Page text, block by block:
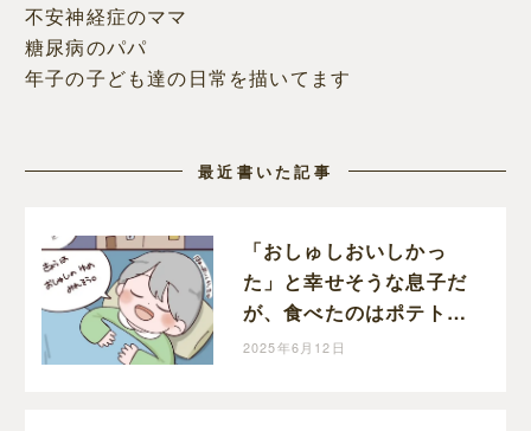
不安神経症のママ
糖尿病のパパ
年子の子ども達の日常を描いてます
最近書いた記事
「おしゅしおいしかっ
た」と幸せそうな息子だ
が、食べたのはポテトと
唐揚げです｜和栗家の
2025年6月12日